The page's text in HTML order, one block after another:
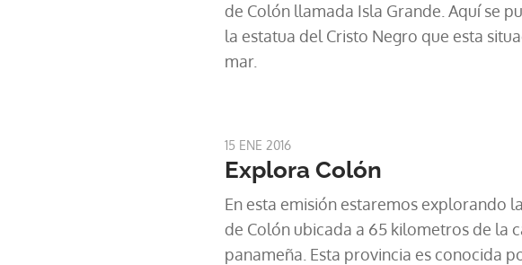
de Colón llamada Isla Grande. Aquí se
la estatua del Cristo Negro que esta
mar.
15 ENE 2016
Explora Colón
En esta emisión estaremos explorando
de Colón ubicada a 65 kilometros de la
panameña. Esta provincia es conocida